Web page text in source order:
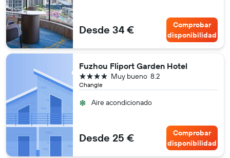
Desde 34 €
Comprobar
disponibilidad
Fuzhou Fliport Garden Hotel
Changle
8.2
Muy bueno
4 estrellas
Aire acondicionado
Desde 25 €
Comprobar
disponibilidad